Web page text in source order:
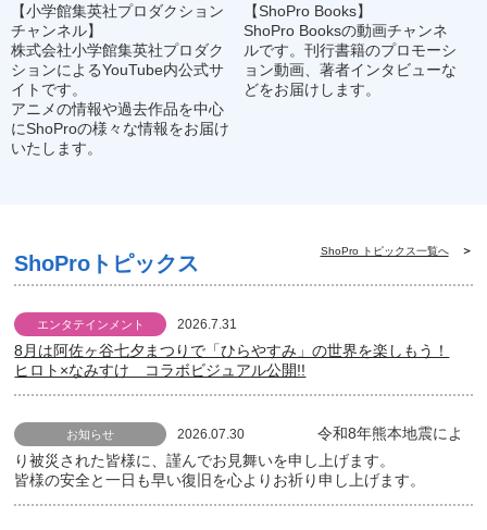
【小学館集英社プロダクション
チャンネル】
株式会社小学館集英社プロダク
ションによるYouTube内公式サ
イトです。
アニメの情報や過去作品を中心
にShoProの様々な情報をお届け
いたします。
【ShoPro Books】
ShoPro Booksの動画チャンネ
ルです。刊行書籍のプロモーシ
ョン動画、著者インタビューな
どをお届けします。
ShoProトピックス ShoPro トピックス一覧へ
エンタテインメント 2026.7.31
8月は阿佐ヶ谷七夕まつりで「ひらやすみ」の世界を楽しもう！
ヒロト×なみすけ コラボビジュアル公開!!
お知らせ 2026.07.30
令和8年熊本地震によ
り被災された皆様に、謹んでお見舞いを申し上げます。
皆様の安全と一日も早い復旧を心よりお祈り申し上げます。